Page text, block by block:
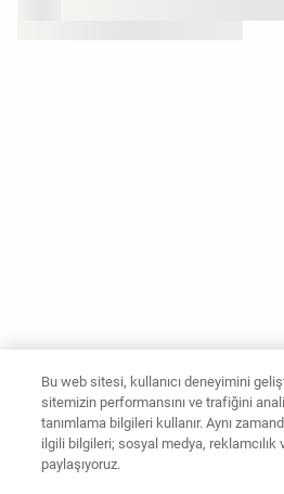
Bu web sitesi, kullanıcı deneyimini
sitemizin performansını ve trafiğini
tanımlama bilgileri kullanır. Aynı
ilgili bilgileri; sosyal medya, reklamcılık
paylaşıyoruz.